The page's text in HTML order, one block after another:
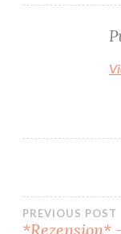
PREVIOUS POST
*Rezension*